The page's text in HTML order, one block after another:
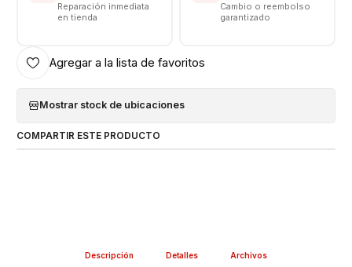
Reparación inmediata
en tienda
Cambio o reembolso
garantizado
Agregar a la lista de favoritos
Mostrar stock de ubicaciones
COMPARTIR ESTE PRODUCTO
Descripción Detalles Archivos